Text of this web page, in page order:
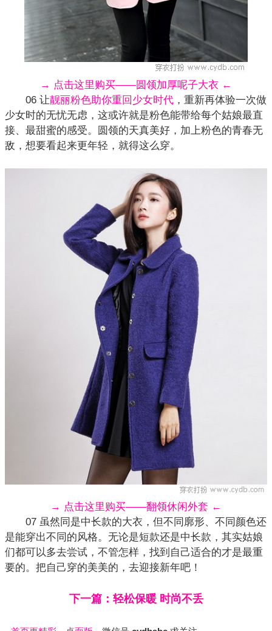
→ 点击这里购买——圆领加厚呢子大衣 ←
06 让靓丽粉色助你重回少女时代 ，重新再体验一次做
少女时的无忧无虑，这或许就是粉色能带给每个姑娘最直
接、最甜蜜的感受。圆领的天真美好，加上粉色的青春无
敌，想要看起来更年轻，就得这么穿。
→ 点击这里购买——翻领休闲外套 ←
07 虽然同是中长款的大衣，但不同廓形、不同颜色还
是能穿出不同的风格。无论是短款还是中长款，其实姑娘
们都可以多去尝试，不管怎样，找到自己适合的才是最重
要的。把自己穿的美美的，去迎接新年吧！
下一篇：轻松保暖 时尚不丢